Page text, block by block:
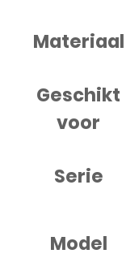
Materiaal
Geschikt
voor
Serie
Model